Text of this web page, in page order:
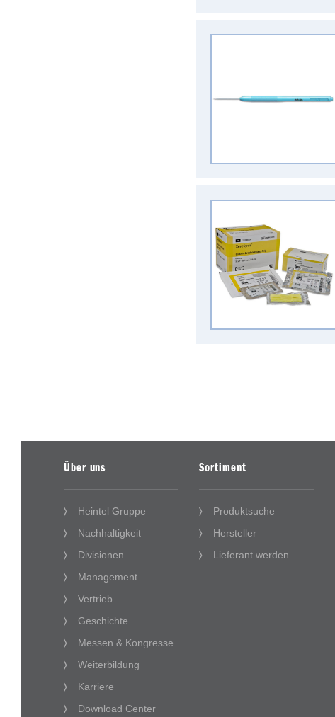
Über uns
Heintel Gruppe
Nachhaltigkeit
Divisionen
Management
Vertrieb
Geschichte
Messen & Kongresse
Weiterbildung
Karriere
Download Center
Sortiment
Produktsuche
Hersteller
Lieferant werden